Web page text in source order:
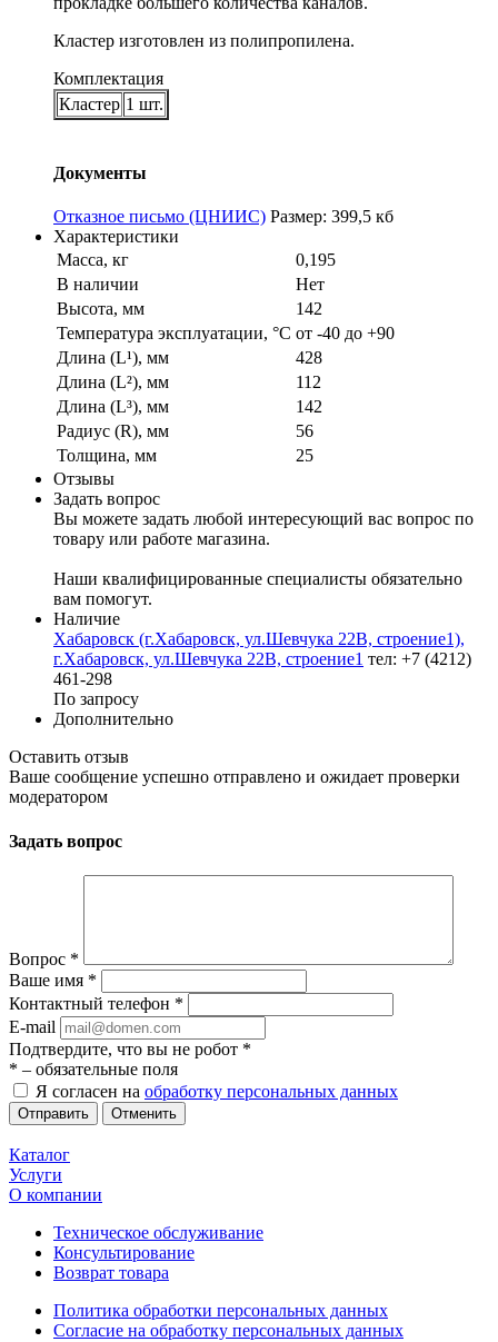
Кластер изготовлен из полипропилена.
Комплектация
Кластер 1 шт.
Документы
Отказное письмо (ЦНИИС) Размер: 399,5 кб
Характеристики
Масса, кг
0,195
В наличии
Нет
Высота, мм
142
Температура эксплуатации, °С от -40 до +90
Длина (L¹), мм
428
Длина (L²), мм
112
Длина (L³), мм
142
Радиус (R), мм
56
Толщина, мм
25
Отзывы
Задать вопрос
Вы можете задать любой интересующий вас вопрос по
товару или работе магазина.
Наши квалифицированные специалисты обязательно
вам помогут.
Наличие
Хабаровск (г.Хабаровск, ул.Шевчука 22В, строение1),
г.Хабаровск, ул.Шевчука 22В, строение1 тел: +7 (4212)
461-298
По запросу
Дополнительно
Оставить отзыв
Ваше сообщение успешно отправлено и ожидает проверки
модератором
Задать вопрос
Вопрос *
Ваше имя *
Контактный телефон *
E-mail
Подтвердите, что вы не робот *
* – обязательные поля
Я согласен на обработку персональных данных
Отменить
Каталог
Услуги
О компании
Техническое обслуживание
Консультирование
Возврат товара
Политика обработки персональных данных
Согласие на обработку персональных данных